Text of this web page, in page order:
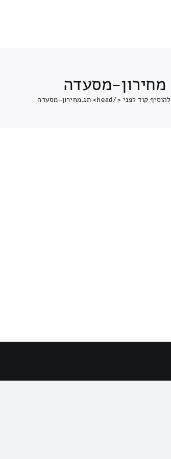
מחירון-מסעדה
להוסיף קוד לפני </head> תג. מחירון-מסעדה